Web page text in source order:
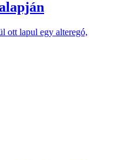
ott lapul egy alteregó,